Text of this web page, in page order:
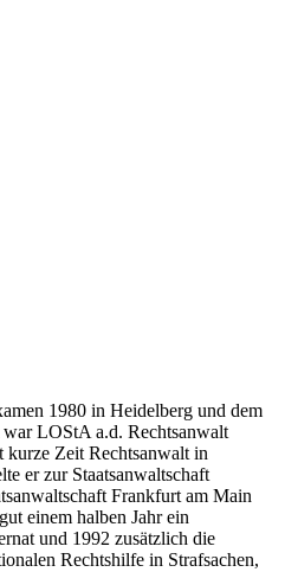
1980 in Heidelberg und dem
LOStA a.d. Rechtsanwalt
kurze Zeit Rechtsanwalt in
er zur Staatsanwaltschaft
Frankfurt am Main
einem halben Jahr ein
und 1992 zusätzlich die
Rechtshilfe in Strafsachen,